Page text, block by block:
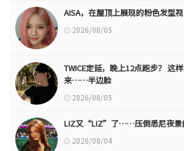
AISA，在屋顶上展现的粉色发型
2026/08/05
TWICE定延，晚上12点跑步？ 这
来……半边脸
2026/08/05
LIZ又“LIZ”了……压倒悉尼夜
2026/08/04